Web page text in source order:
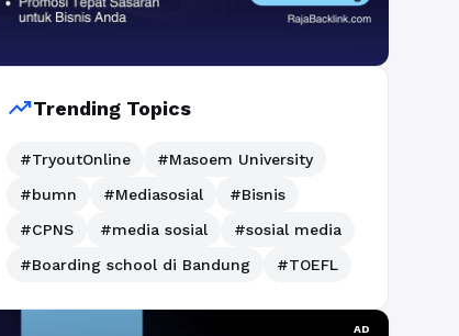
trending_upTrending Topics
#TryoutOnline
#Masoem University
#bumn
#Mediasosial
#Bisnis
#CPNS
#media sosial
#sosial media
#Boarding school di Bandung
#TOEFL
AD